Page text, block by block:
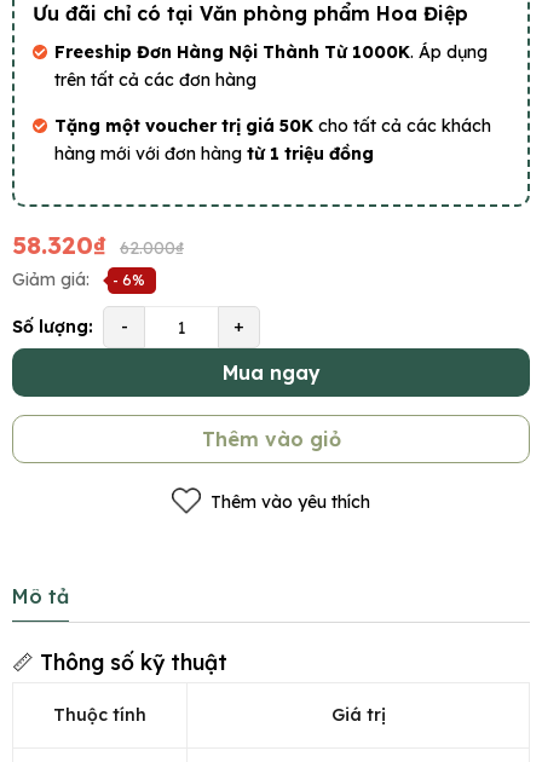
Ưu đãi chỉ có tại Văn phòng phẩm Hoa Điệp
Freeship Đơn Hàng Nội Thành Từ 1000K. Áp dụng
trên tất cả các đơn hàng
Tặng một voucher trị giá 50K cho tất cả các khách
hàng mới với đơn hàng từ 1 triệu đồng
58.320₫
62.000₫
Giảm giá:
- 6%
Số lượng: - +
Mua ngay
Thêm vào giỏ
Thêm vào yêu thích
Mô tả
📏 Thông số kỹ thuật
Thuộc tính Giá trị